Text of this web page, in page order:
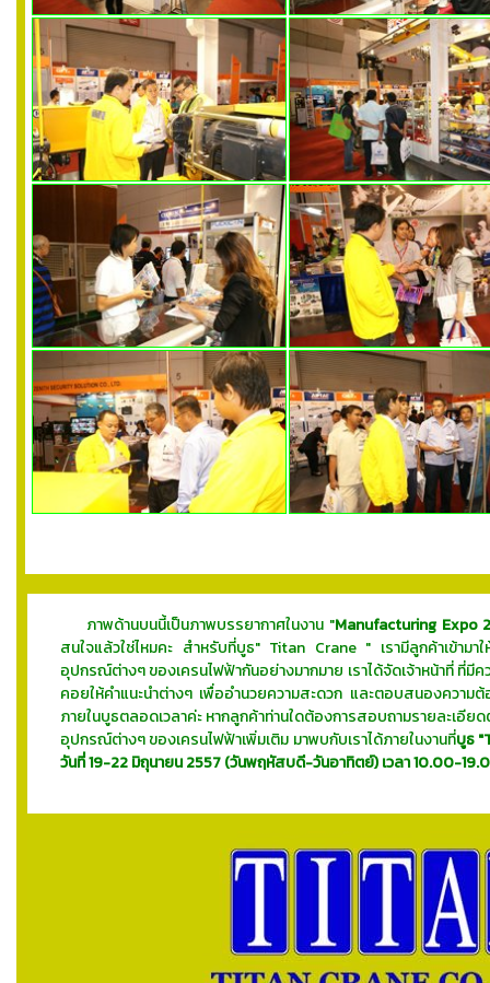
ภาพด้านบนนี้เป็นภาพบรรยากาศในงาน "Manufacturing Expo
สนใจแล้วใช่ไหมคะ สำหรับที่บูธ" Titan Crane " เรามีลูกค้าเข้าม
อุปกรณ์ต่างๆ ของเครนไฟฟ้ากันอย่างมากมาย เราได้จัดเจ้าหน้าที่ ที่มี
คอยให้คำแนะนำต่างๆ เพื่ออำนวยความสะดวก และตอบสนองความต้
ภายในบูธตลอดเวลาค่ะ หากลูกค้าท่านใดต้องการสอบถามรายละเอี
อุปกรณ์ต่างๆ ของเครนไฟฟ้าเพิ่มเติม มาพบกับเราได้ภายในงานที่บูธ
วันที่ 19-22 มิถุนายน 2557 (วันพฤหัสบดี-วันอาทิตย์) เวลา 10.00-